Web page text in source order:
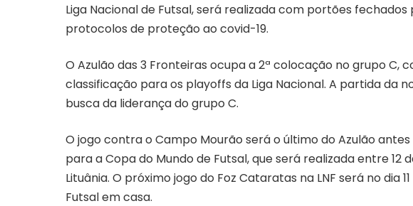
Liga Nacional de Futsal, será realizada com portões
protocolos de proteção ao covid-19.
O Azulão das 3 Fronteiras ocupa a 2ª colocação no grupo C,
classificação para os playoffs da Liga Nacional. A partida da
busca da liderança do grupo C.
O jogo contra o Campo Mourão será o último do Azulão
para a Copa do Mundo de Futsal, que será realizada entre 12
Lituânia. O próximo jogo do Foz Cataratas na LNF será no dia
Futsal em casa.